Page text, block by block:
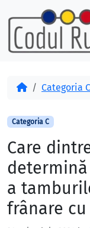
Skip to content
Skip to footer
AcasăCategoria C
Categoria C
Care
a
frânare